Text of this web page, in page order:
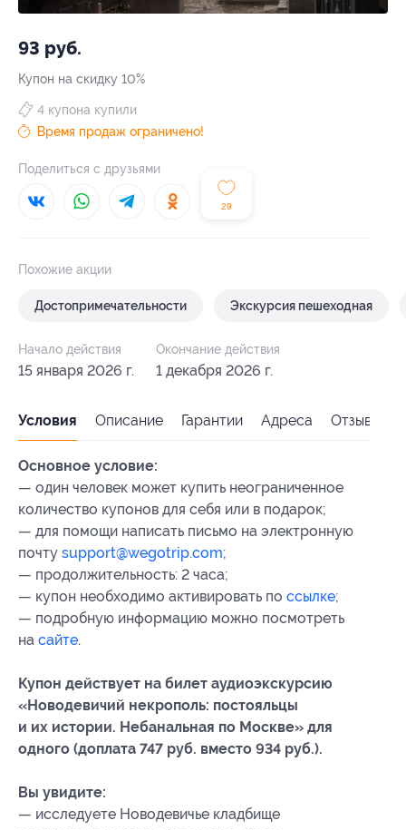
93 руб.
Купон на скидку 10%
29
4 купона купили
Время продаж ограничено!
Поделиться с друзьями
Похожие акции
Достопримечательности Экскурсия пешеходная
Начало действия
15 января 2026 г.
Окончание действия
1 декабря 2026 г.
Условия Описание Гарантии Адреса Отзывы
Основное условие:
— один человек может купить неограниченное
количество купонов для себя или в подарок;
— для помощи написать письмо на электронную
почту support@wegotrip.com;
— продолжительность: 2 часа;
— купон необходимо активировать по ссылке;
— подробную информацию можно посмотреть
на сайте.
Купон действует на билет аудиоэкскурсию
«Новодевичий некрополь: постояльцы
и их истории. Небанальная по Москве» для
одного (доплата 747 руб. вместо 934 руб.).
Вы увидите:
— исследуете Новодевичье кладбище